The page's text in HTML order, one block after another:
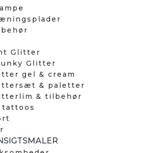
Glitter
Glitter
gel & cream
& paletter
& tilbehør